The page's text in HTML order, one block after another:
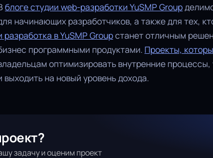
блоге студии web-разработки YuSMP Group
начинающих разработчиков, а также для тех,
разработка в YuSMP Groupстанет отличным
программными продуктами. Проекты,
оптимизировать внутренние
выходить на новый уровень дохода.
задачу и оценим проект